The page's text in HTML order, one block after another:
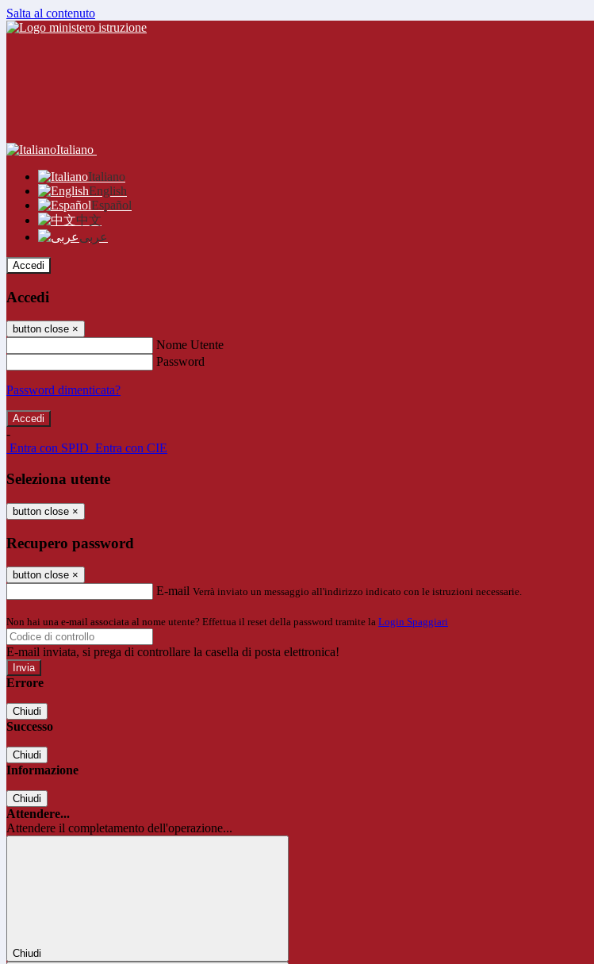
Salta al contenuto
Italiano
Italiano
English
Español
中文
عربى
Accedi
Accedi
button close ×
Nome Utente
Password
Password dimenticata?
-
Entra con SPID Entra con CIE
Seleziona utente
button close ×
Recupero password
button close ×
E-mail Verrà inviato un messaggio all'indirizzo indicato con le istruzioni necessarie.
Non hai una e-mail associata al nome utente? Effettua il reset della password tramite la Login Spaggiari
E-mail inviata, si prega di controllare la casella di posta elettronica!
Errore
Chiudi
Successo
Chiudi
Informazione
Chiudi
Attendere...
Attendere il completamento dell'operazione...
Chiudi